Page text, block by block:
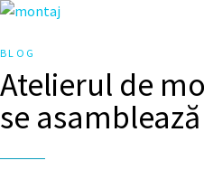
BLOG
Atelierul de
se